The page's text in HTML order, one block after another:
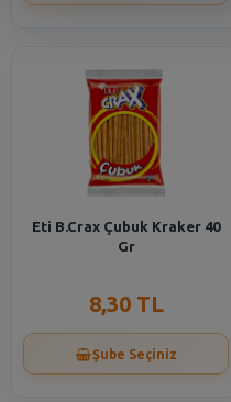
Eti B.Crax Çubuk Kraker 40
Gr
8,30 TL
Şube Seçiniz